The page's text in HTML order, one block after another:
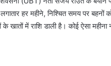
हर महीने, निश्चित समय पर बहनों
में राशि डाली है। कोई ऐसा महीना